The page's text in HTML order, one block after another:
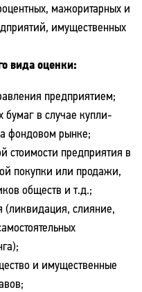
мажоритарных и
имущественных
вида оценки:
предприятием;
бумаг в случае купли-
фондовом рынке;
стоимости предприятия в
покупки или продажи,
обществ и т.д.;
(ликвидация, слияние,
и имущественные